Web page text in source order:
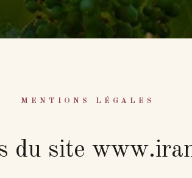
MENTIONS LÉGALES
du site